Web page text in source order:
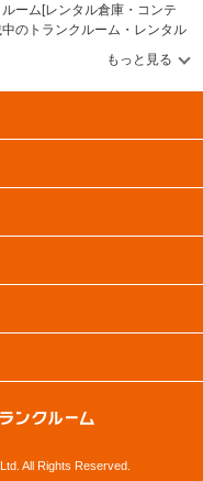
や契約につい
振込みにてご返金いたしま
合わせください。施設の雰
色をベースにしながらも、赤
た。夜間は敷地内をライト
果的という。このデザイン
も納得だ。このような細かい
る同社らしさがうかがえ、
ーム[レンタル倉庫・コンテ
のトランクルーム・レンタル
借りたい地域から探して、広
間出し入れ可能などの希望条件
の収納スペースを簡単に探せ
ボックスで気になるトランク
All Rights Reserved.